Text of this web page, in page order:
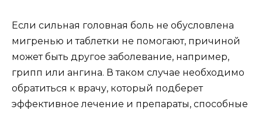
Если сильная головная боль не обусловлена
мигренью и таблетки не помогают, причиной
может быть другое заболевание, например,
грипп или ангина. В таком случае необходимо
обратиться к врачу, который подберет
эффективное лечение и препараты, способные